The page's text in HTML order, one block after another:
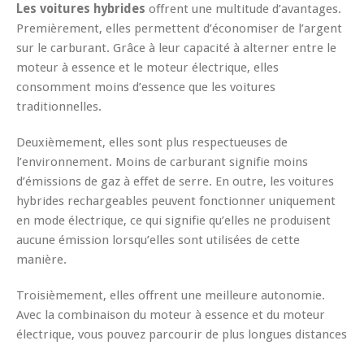
Les voitures hybrides offrent une multitude d’avantages.
Premièrement, elles permettent d’économiser de l’argent
sur le carburant. Grâce à leur capacité à alterner entre le
moteur à essence et le moteur électrique, elles
consomment moins d’essence que les voitures
traditionnelles.
Deuxièmement, elles sont plus respectueuses de
l’environnement. Moins de carburant signifie moins
d’émissions de gaz à effet de serre. En outre, les voitures
hybrides rechargeables peuvent fonctionner uniquement
en mode électrique, ce qui signifie qu’elles ne produisent
aucune émission lorsqu’elles sont utilisées de cette
manière.
Troisièmement, elles offrent une meilleure autonomie.
Avec la combinaison du moteur à essence et du moteur
électrique, vous pouvez parcourir de plus longues distances